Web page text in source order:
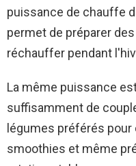
puissance de chauffe
permet de préparer
réchauffer pendant
La même puissance
suffisamment de
légumes préférés
smoothies et même